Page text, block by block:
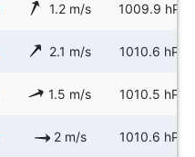
1.2 m/s 1009.9 hPa
2.1 m/s 1010.6 hPa
1.5 m/s 1010.5 hPa
2 m/s 1010.6 hPa